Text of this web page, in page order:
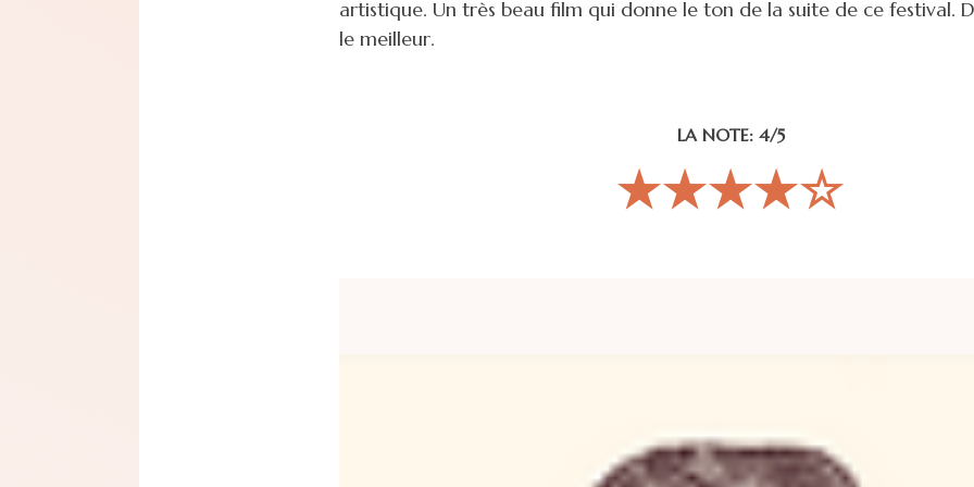
artistique. Un très beau film qui donne le ton de la suite de ce festival.
le meilleur.
LA NOTE: 4/5
★★★★☆